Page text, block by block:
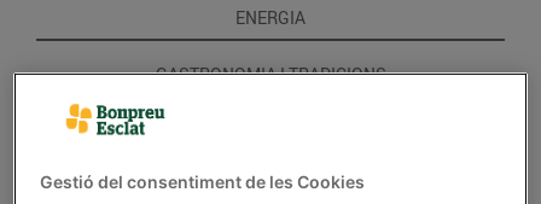
ENERGIA
GASTRONOMIA I TRADICIONS
Gestió del consentiment de les Cookies